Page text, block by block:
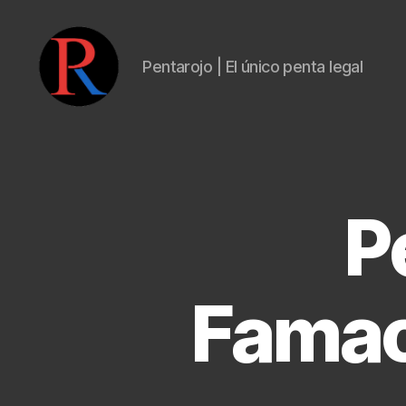
Pentarojo | El único penta legal